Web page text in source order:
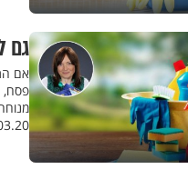
גם
אם
פסח,
| 11:49